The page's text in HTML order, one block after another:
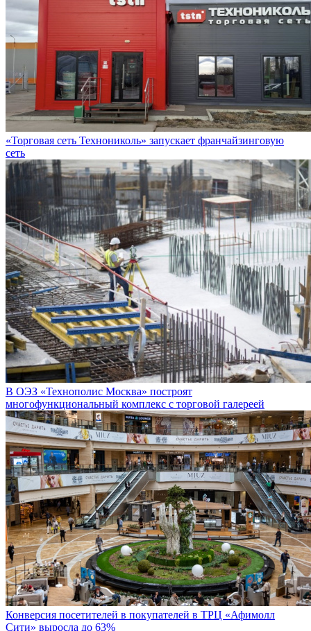
«Торговая сеть Технониколь» запускает франчайзинговую
сеть
В ОЭЗ «Технополис Москва» построят
многофункциональный комплекс с торговой галереей
Конверсия посетителей в покупателей в ТРЦ «Афимолл
Сити» выросла до 63%